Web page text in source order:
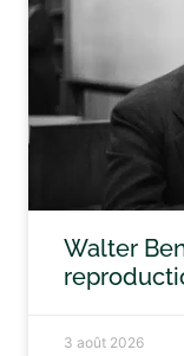
Walter
3 août 2026